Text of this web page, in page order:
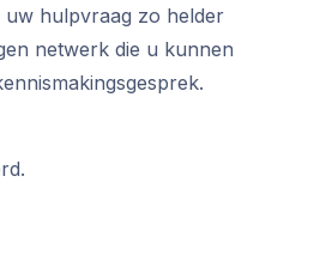
uw hulpvraag zo helder
netwerk die u kunnen